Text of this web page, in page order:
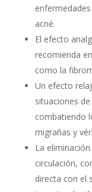
acné.
El efecto
recomienda
como la
Un efecto
situaciones
combatiendo
migrañas y
La
circulación,
directa con el